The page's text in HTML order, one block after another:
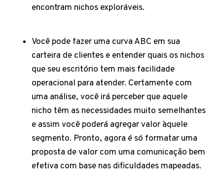
encontram nichos exploráveis.
Você pode fazer uma curva ABC em sua
carteira de clientes e entender quais os nichos
que seu escritório tem mais facilidade
operacional para atender. Certamente com
uma análise, você irá perceber que aquele
nicho têm as necessidades muito semelhantes
e assim você poderá agregar valor àquele
segmento. Pronto, agora é só formatar uma
proposta de valor com uma comunicação bem
efetiva com base nas dificuldades mapeadas.